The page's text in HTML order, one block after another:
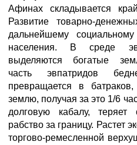
Афинах складывается
Развитие товарно-
дальнейшему
населения. В среде
выделяются богатые
часть эвпатридов
превращается в
землю, получая за это 1/6
долговую кабалу,
рабство за границу. Растет
торгово-ремесленной